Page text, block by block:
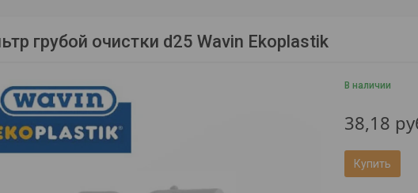
грубой очистки d25 Wavin Ekoplastik
В наличии
38,18
Купить